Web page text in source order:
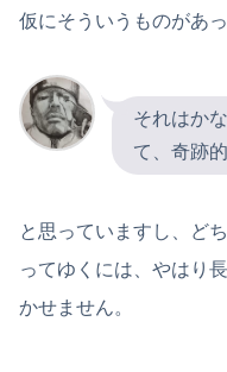
仮にそういうものがあ
それはか
て、奇跡
と思っていますし、ど
ってゆくには、やはり
かせません。